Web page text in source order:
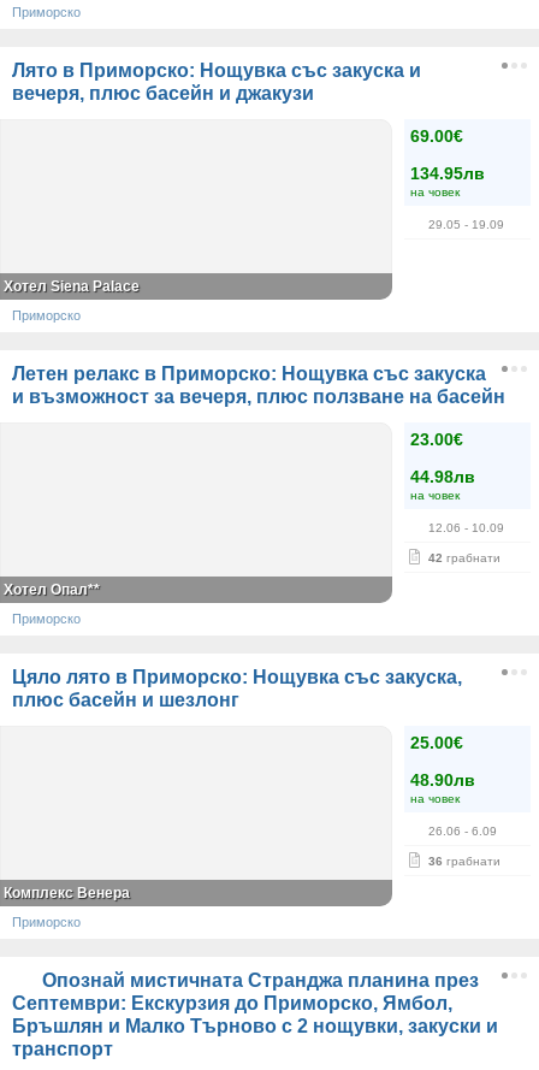
Приморско
Лято в Приморско: Нощувка със закуска и
вечеря, плюс басейн и джакузи
69.00€
134.95лв
на човек
29.05 - 19.09
Хотел Siena Palace
Приморско
Летен релакс в Приморско: Нощувка със закуска
и възможност за вечеря, плюс ползване на басейн
23.00€
44.98лв
на човек
12.06 - 10.09
42 грабнати
Хотел Опал**
Приморско
Цяло лято в Приморско: Нощувка със закуска,
плюс басейн и шезлонг
25.00€
48.90лв
на човек
26.06 - 6.09
36 грабнати
Комплекс Венера
Приморско
Опознай мистичната Странджа планина през
Септември: Екскурзия до Приморско, Ямбол,
Бръшлян и Малко Търново с 2 нощувки, закуски и
транспорт